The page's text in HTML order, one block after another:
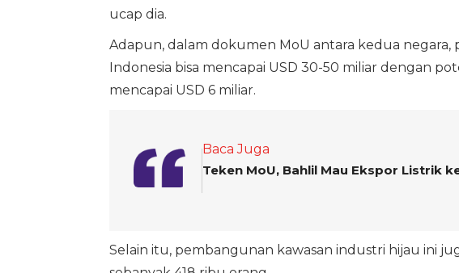
ucap dia.
Adapun, dalam dokumen MoU antara kedua negara,
Indonesia bisa mencapai USD 30-50 miliar dengan
mencapai USD 6 miliar.
Baca Juga
Teken MoU, Bahlil Mau Ekspor Listrik
Selain itu, pembangunan kawasan industri hijau ini